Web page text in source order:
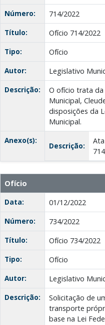
Número:
714/2022
Título:
Ofício 714/2022
Tipo:
Ofício
Autor:
Legislativo
Descrição:
O ofício trata da
Municipal,
disposições da
Municipal.
Anexo(s):
Descrição:
Ata
Ofício
Data:
01/12/2022
Número:
734/2022
Título:
Ofício 734/2022
Tipo:
Ofício
Autor:
Legislativo
Descrição:
Solicitação de
transporte
base na Lei